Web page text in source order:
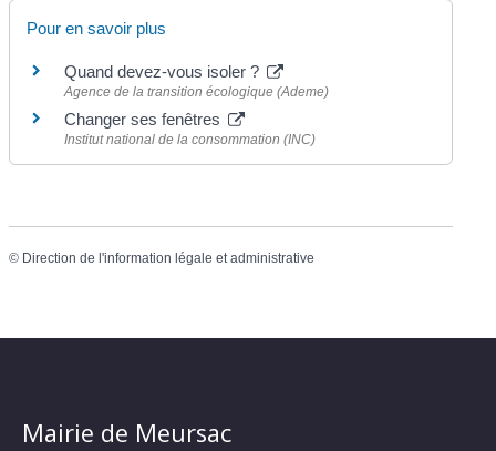
Pour en savoir plus
Quand devez-vous isoler ?
Agence de la transition écologique (Ademe)
Changer ses fenêtres
Institut national de la consommation (INC)
© Direction de l'information légale et administrative
Mairie de Meursac